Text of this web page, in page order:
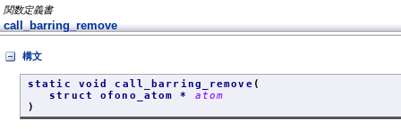
関数定義書
call_barring_remove
構文
static void call_barring_remove (
struct ofono_atom * atom
)